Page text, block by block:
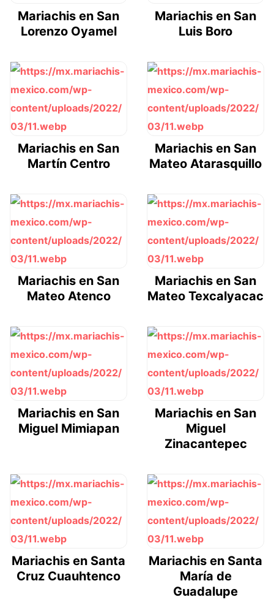
Mariachis en San
Lorenzo Oyamel
Mariachis en San
Luis Boro
Mariachis en San
Martín Centro
Mariachis en San
Mateo Atarasquillo
Mariachis en San
Mateo Atenco
Mariachis en San
Mateo Texcalyacac
Mariachis en San
Miguel Mimiapan
Mariachis en San
Miguel
Zinacantepec
Mariachis en Santa
Cruz Cuauhtenco
Mariachis en Santa
María de
Guadalupe